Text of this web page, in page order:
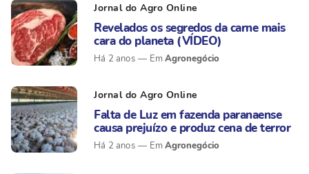
Jornal do Agro Online
Revelados os segredos da carne mais
cara do planeta (VÍDEO)
Há 2 anos Agronegócio
Jornal do Agro Online
Falta de Luz em fazenda paranaense
causa prejuízo e produz cena de terror
Há 2 anos Agronegócio